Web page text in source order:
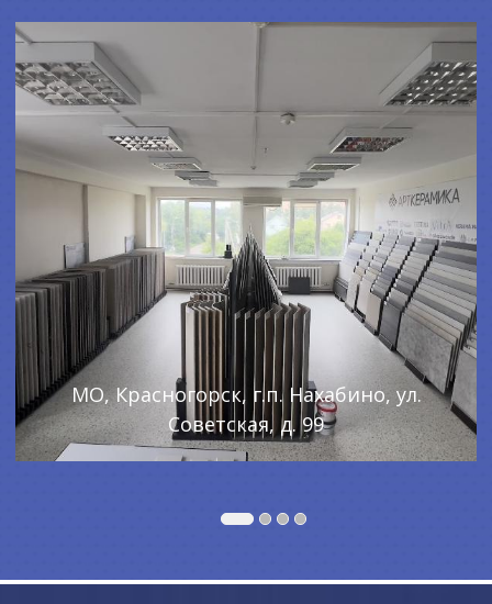
МО, Красногорск, г.п. Нахабино, ул.
Советская, д. 99